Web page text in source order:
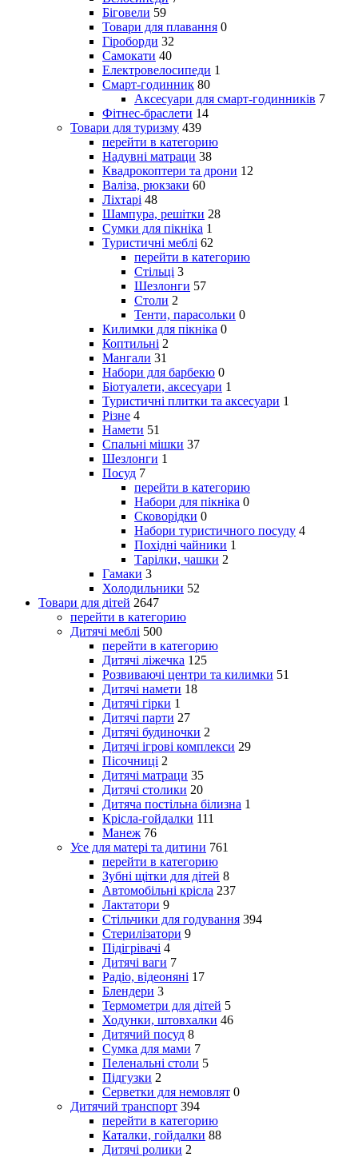
Біговели 59
Товари для плавання 0
Гіроборди 32
Самокати 40
Електровелосипеди 1
Смарт-годинник 80
Аксесуари для смарт-годинників 7
Фітнес-браслети 14
Товари для туризму 439
перейти в категорию
Надувні матраци 38
Квадрокоптери та дрони 12
Валіза, рюкзаки 60
Ліхтарі 48
Шампура, решітки 28
Сумки для пікніка 1
Туристичні меблі 62
перейти в категорию
Стільці 3
Шезлонги 57
Столи 2
Тенти, парасольки 0
Килимки для пікніка 0
Коптильні 2
Мангали 31
Набори для барбекю 0
Біотуалети, аксесуари 1
Туристичні плитки та аксесуари 1
Різне 4
Намети 51
Спальні мішки 37
Шезлонги 1
Посуд 7
перейти в категорию
Набори для пікніка 0
Сковорідки 0
Набори туристичного посуду 4
Похідні чайники 1
Тарілки, чашки 2
Гамаки 3
Холодильники 52
Товари для дітей 2647
перейти в категорию
Дитячі меблі 500
перейти в категорию
Дитячі ліжечка 125
Розвиваючі центри та килимки 51
Дитячі намети 18
Дитячі гірки 1
Дитячі парти 27
Дитячі будиночки 2
Дитячі ігрові комплекси 29
Пісочниці 2
Дитячі матраци 35
Дитячі столики 20
Дитяча постільна білизна 1
Крісла-гойдалки 111
Манеж 76
Усе для матері та дитини 761
перейти в категорию
Зубні щітки для дітей 8
Автомобільні крісла 237
Лактатори 9
Стільчики для годування 394
Стерилізатори 9
Підігрівачі 4
Дитячі ваги 7
Радіо, відеоняні 17
Блендери 3
Термометри для дітей 5
Ходунки, штовхалки 46
Дитячий посуд 8
Сумка для мами 7
Пеленальні столи 5
Підгузки 2
Серветки для немовлят 0
Дитячий транспорт 394
перейти в категорию
Каталки, гойдалки 88
Дитячі ролики 2